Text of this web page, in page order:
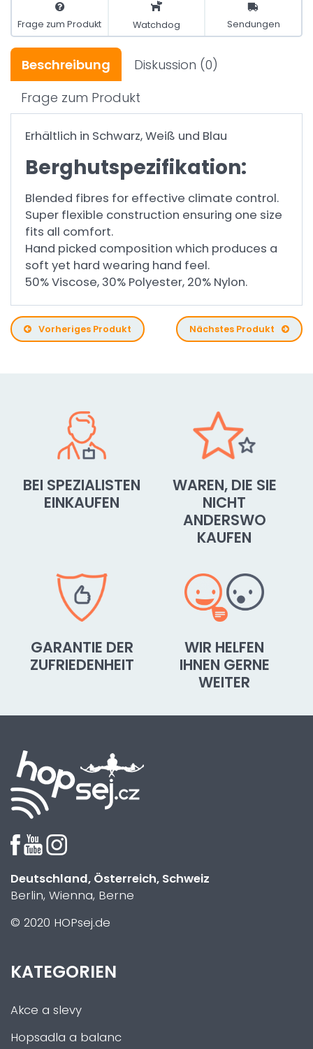
Frage zum Produkt Watchdog Sendungen
Beschreibung Diskussion (0)
Frage zum Produkt
Erhältlich in Schwarz, Weiß und Blau
Berghutspezifikation:
Blended fibres for effective climate control.
Super flexible construction ensuring one size
fits all comfort.
Hand picked composition which produces a
soft yet hard wearing hand feel.
50% Viscose, 30% Polyester, 20% Nylon.
Vorheriges Produkt Nächstes Produkt
BEI SPEZIALISTEN
EINKAUFEN
WAREN, DIE SIE
NICHT
ANDERSWO
KAUFEN
GARANTIE DER
ZUFRIEDENHEIT
WIR HELFEN
IHNEN GERNE
WEITER
Deutschland, Österreich, Schweiz
Berlin, Wienna, Berne
© 2020 HOPsej.de
KATEGORIEN
Akce a slevy
Hopsadla a balanc